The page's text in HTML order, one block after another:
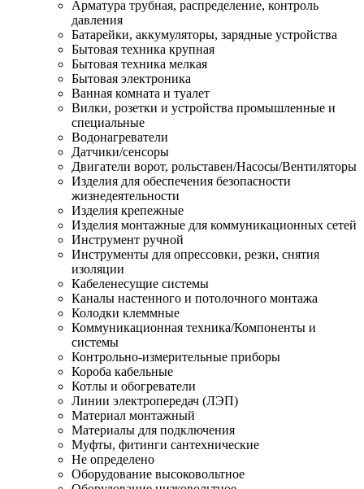
Арматура трубная, распределение, контроль
давления
Батарейки, аккумуляторы, зарядные устройства
Бытовая техника крупная
Бытовая техника мелкая
Бытовая электроника
Ванная комната и туалет
Вилки, розетки и устройства промышленные и
специальные
Водонагреватели
Датчики/сенсоры
Двигатели ворот, рольставен/Насосы/Вентиляторы
Изделия для обеспечения безопасности
жизнедеятельности
Изделия крепежные
Изделия монтажные для коммуникационных сетей
Инструмент ручной
Инструменты для опрессовки, резки, снятия
изоляции
Кабеленесущие системы
Каналы настенного и потолочного монтажа
Колодки клеммные
Коммуникационная техника/Компоненты и
системы
Контрольно-измерительные приборы
Короба кабельные
Котлы и обогреватели
Линии электропередач (ЛЭП)
Материал монтажный
Материалы для подключения
Муфты, фитинги сантехнические
Не определено
Оборудование высоковольтное